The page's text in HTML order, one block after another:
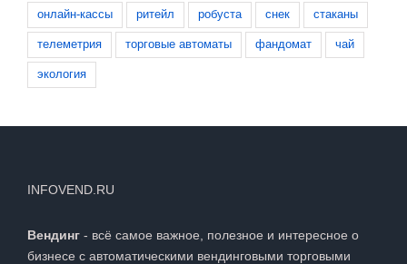
онлайн-кассы ритейл робуста снек стаканы
телеметрия торговые автоматы фандомат чай
экология
INFOVEND.RU
Вендинг - всё самое важное, полезное и интересное о
бизнесе с автоматическими вендинговыми торговыми